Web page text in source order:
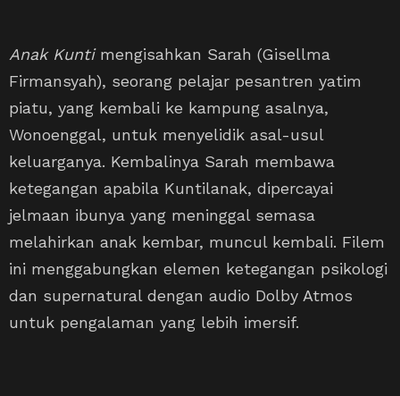
Anak Kuntimengisahkan Sarah (Gisellma
Firmansyah), seorang pelajar pesantren yatim
piatu, yang kembali ke kampung asalnya,
Wonoenggal, untuk menyelidik asal-usul
keluarganya. Kembalinya Sarah membawa
ketegangan apabila Kuntilanak, dipercayai
jelmaan ibunya yang meninggal semasa
melahirkan anak kembar, muncul kembali. Filem
ini menggabungkan elemen ketegangan psikologi
dan supernatural dengan audio Dolby Atmos
untuk pengalaman yang lebih imersif.